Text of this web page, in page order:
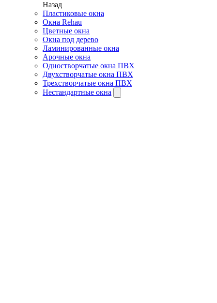
Назад
Пластиковые окна
Окна Rehau
Цветные окна
Окна под дерево
Ламинированные окна
Арочные окна
Одностворчатые окна ПВХ
Двухстворчатые окна ПВХ
Трехстворчатые окна ПВХ
Нестандартные окна